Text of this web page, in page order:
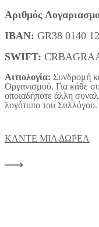
Αριθμός
IBAN: GR38 0140
SWIFT:
Αιτιολογία: Συνδρομή
Οργανισμού. Για κάθε
οποιαδήποτε άλλη
λογότυπο του Συλλόγου.
ΚΑΝΤΕ ΜΙΑ ΔΩΡΕΑ